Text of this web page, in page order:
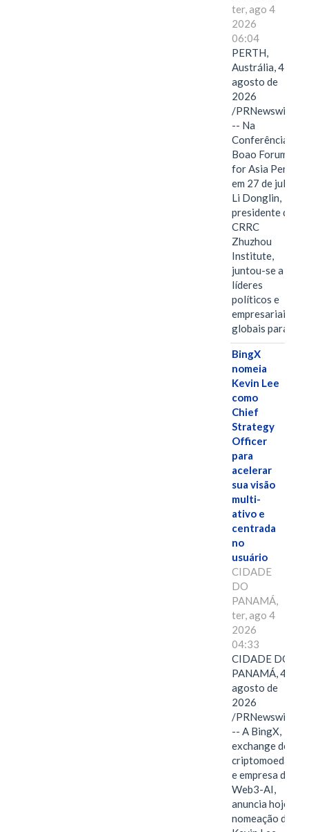
ter, ago 4
2026
06:04
PERTH,
Austrália, 4 de
agosto de
2026
/PRNewswire/
-- Na
Conferência
Boao Forum
for Asia Perth,
em 27 de julho,
Li Donglin,
presidente do
CRRC
Zhuzhou
Institute,
juntou-se a
líderes
políticos e
empresariais
globais para…
BingX
nomeia
Kevin Lee
como
Chief
Strategy
Officer
para
acelerar
sua visão
multi-
ativo e
centrada
no
usuário
CIDADE
DO
PANAMÁ,
ter, ago 4
2026
04:33
CIDADE DO
PANAMÁ, 4 de
agosto de
2026
/PRNewswire/
-- A BingX,
exchange de
criptomoedas
e empresa de
Web3-AI,
anuncia hoje a
nomeação de